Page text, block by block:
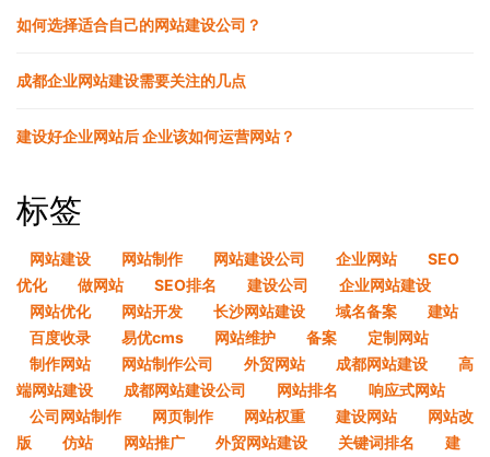
如何选择适合自己的网站建设公司？
成都企业网站建设需要关注的几点
建设好企业网站后 企业该如何运营网站？
标签
网站建设 网站制作 网站建设公司 企业网站
SEO
优化
做网站 SEO排名 建设公司
企业网站建设
网站优化
网站开发 长沙网站建设 域名备案
建站
百度收录
易优cms 网站维护 备案
定制网站
制作网站
网站制作公司 外贸网站 成都网站建设
高
端网站建设
成都网站建设公司 网站排名
响应式网站
公司网站制作
网页制作 网站权重 建设网站
网站改
版
仿站 网站推广 外贸网站建设 关键词排名
建